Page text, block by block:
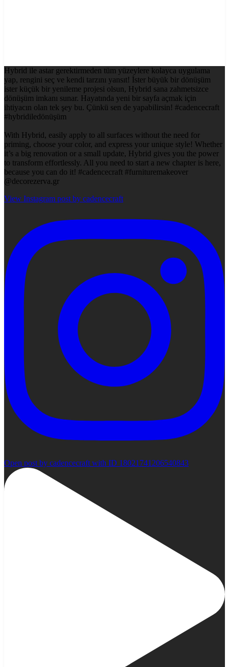
Hybrid ile astar gerektirmeden tüm yüzeylere kolayca uygulama
yap, rengini seç ve kendi tarzını yansıt! İster büyük bir dönüşüm
ister küçük bir yenileme projesi olsun, Hybrid sana zahmetsizce
dönüşüm imkanı sunar. Hayatında yeni bir sayfa açmak için
ihtiyacın olan tek şey bu. Çünkü sen de yapabilirsin! #cadencecraft
#hybridiledönüşüm
With Hybrid, easily apply to all surfaces without the need for
priming, choose your color, and express your unique style! Whether
it’s a big renovation or a small update, Hybrid gives you the power
to transform effortlessly. All you need to start a new chapter is here,
because you can do it! #cadencecraft #furnituremakeover
@decorezerva.gr
View Instagram post by cadencecraft
Open post by cadencecraft with ID 18021741206540843